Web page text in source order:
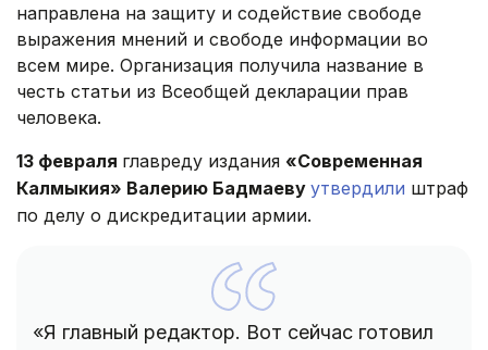
направлена на защиту и содействие свободе
выражения мнений и свободе информации во
всем мире. Организация получила название в
честь статьи из Всеобщей декларации прав
человека.
13 февраля главреду издания «Современная
Калмыкия» Валерию Бадмаеву утвердили штраф
по делу о дискредитации армии.
«Я главный редактор. Вот сейчас готовил